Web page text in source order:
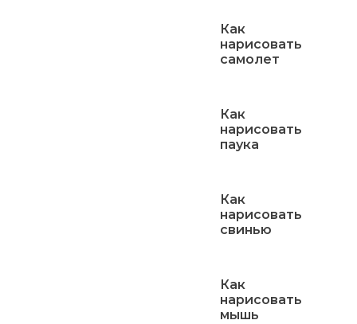
Как
нарисовать
самолет
Как
нарисовать
паука
Как
нарисовать
свинью
Как
нарисовать
мышь